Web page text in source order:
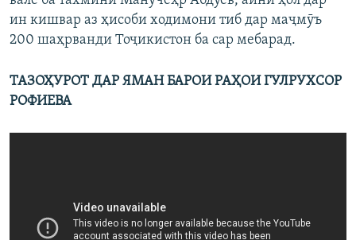
ин кишвар аз ҳисоби ходимони тиб дар маҷмӯъ
200 шаҳрванди Тоҷикистон ба сар мебарад.
ТАЗОҲУРОТ ДАР ЯМАН БАРОИ РАҲОИ ГУЛРУХСОР
РОФИЕВА